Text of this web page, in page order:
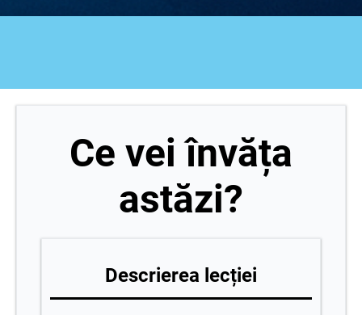
Ce vei învăța
astăzi?
Descrierea lecției